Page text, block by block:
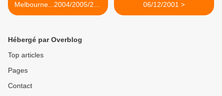
Melbourne...2004/2005/200
7
06/12/2001 >
Hébergé par Overblog
Top articles
Pages
Contact